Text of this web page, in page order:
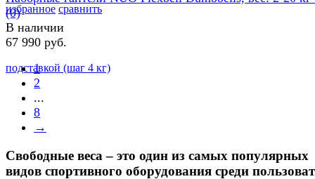
избранное сравнить
(0)
В наличии
67 990 руб.
1
2
...
8
→
Свободные веса – это один из самых популярных
видов спортивного оборудования среди